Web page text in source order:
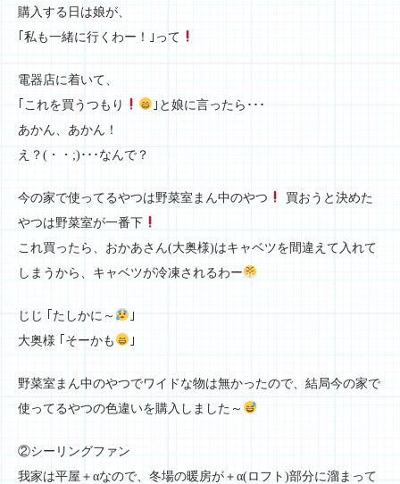
購入する日は娘が、
｢私も一緒に行くわー！｣って
電器店に着いて、
｢これを買うつもり
｣と娘に言ったら･･･
あかん、あかん！
え？(・・;)･･･なんで？
今の家で使ってるやつは野菜室まん中のやつ
買おうと決めた
やつは野菜室が一番下
これ買ったら、おかあさん(大奥様)はキャベツを間違えて入れて
しまうから、キャベツが冷凍されるわー
じじ ｢たしかに～
｣
大奥様 ｢そーかも
｣
野菜室まん中のやつでワイドな物は無かったので、結局今の家で
使ってるやつの色違いを購入しました～
②シーリングファン
我家は平屋＋αなので、冬場の暖房が＋α(ロフト)部分に溜まって